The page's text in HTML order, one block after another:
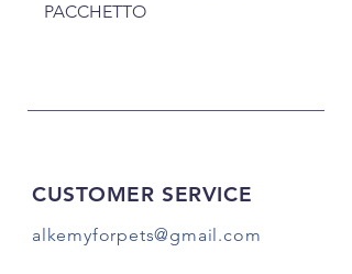
PACCHETTO
CUSTOMER SERVICE
alkemyforpets@gmail.com